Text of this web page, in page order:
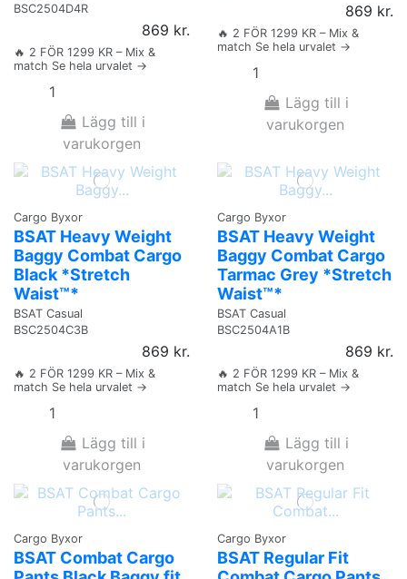
BSC2504D4R
869 kr.
🔥 2 FÖR 1299 KR – Mix &
match Se hela urvalet →
Lägg till i
varukorgen
869 kr.
🔥 2 FÖR 1299 KR – Mix &
match Se hela urvalet →
Lägg till i
varukorgen
Cargo Byxor
BSAT Heavy Weight
Baggy Combat Cargo
Black *Stretch
Waist™*
BSAT Casual
BSC2504C3B
869 kr.
🔥 2 FÖR 1299 KR – Mix &
match Se hela urvalet →
Lägg till i
varukorgen
Cargo Byxor
BSAT Heavy Weight
Baggy Combat Cargo
Tarmac Grey *Stretch
Waist™*
BSAT Casual
BSC2504A1B
869 kr.
🔥 2 FÖR 1299 KR – Mix &
match Se hela urvalet →
Lägg till i
varukorgen
Cargo Byxor
BSAT Combat Cargo
Cargo Byxor
BSAT Regular Fit